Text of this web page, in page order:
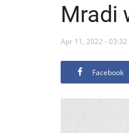
Mradi
Apr 11, 2022 - 03:32
Facebook